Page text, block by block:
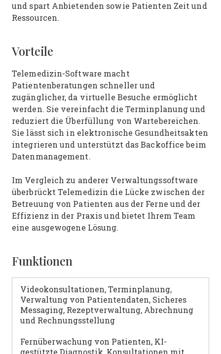
und spart Anbietenden sowie Patienten Zeit und
Ressourcen.
Vorteile
Telemedizin-Software macht
Patientenberatungen schneller und
zugänglicher, da virtuelle Besuche ermöglicht
werden. Sie vereinfacht die Terminplanung und
reduziert die Überfüllung von Wartebereichen.
Sie lässt sich in elektronische Gesundheitsakten
integrieren und unterstützt das Backoffice beim
Datenmanagement.
Im Vergleich zu anderer Verwaltungssoftware
überbrückt Telemedizin die Lücke zwischen der
Betreuung von Patienten aus der Ferne und der
Effizienz in der Praxis und bietet Ihrem Team
eine ausgewogene Lösung.
Funktionen
Videokonsultationen, Terminplanung,
Verwaltung von Patientendaten, Sicheres
Messaging, Rezeptverwaltung, Abrechnung
und Rechnungsstellung
Fernüberwachung von Patienten, KI-
gestützte Diagnostik, Konsultationen mit